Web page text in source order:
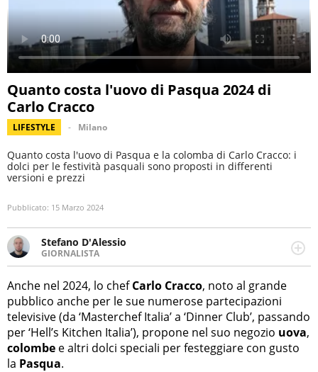
Quanto costa l'uovo di Pasqua 2024 di
Carlo Cracco
LIFESTYLE Milano
Quanto costa l'uovo di Pasqua e la colomba di Carlo Cracco: i
dolci per le festività pasquali sono proposti in differenti
versioni e prezzi
Pubblicato: 15 Marzo 2024
Stefano D'Alessio
GIORNALISTA
Giornalista pubblicista, caporedattore di InItalia. Esperto
di sport e spettacolo, scrive anche di attualità, politica e
cronaca (locale e nazionale).
Anche nel 2024, lo chefCarlo Cracco, noto al grande
pubblico anche per le sue numerose partecipazioni
televisive (da ‘Masterchef Italia’ a ‘Dinner Club’, passando
per ‘Hell’s Kitchen Italia’), propone nel suo negozio uova,
colombe e altri dolci speciali per festeggiare con gusto
la Pasqua.